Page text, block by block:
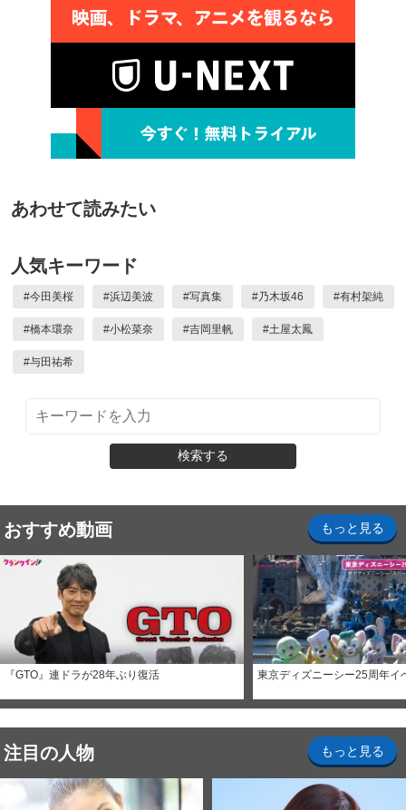
あわせて読みたい
人気キーワード
#今田美桜 #浜辺美波 #写真集 #乃木坂46 #有村架純
#橋本環奈 #小松菜奈 #吉岡里帆 #土屋太鳳
#与田祐希
検索する
おすすめ動画 もっと見る
『GTO』連ドラが28年ぶり復活 東京ディズニーシー25周年イ
注目の人物 もっと見る